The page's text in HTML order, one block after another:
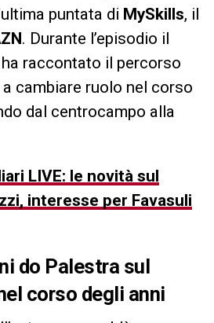
puntata di MySkills, il
. Durante l’episodio il
raccontato il percorso
cambiare ruolo nel corso
dal centrocampo alla
LIVE: le novità sul
interesse per Favasuli
do Palestra sul
corso degli anni